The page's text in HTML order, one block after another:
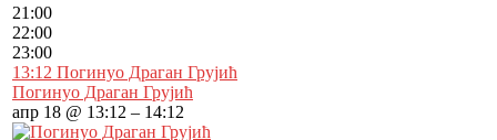
21:00
22:00
23:00
13:12 Погинуо Драган Грујић
Погинуо Драган Грујић
апр 18 @ 13:12 – 14:12